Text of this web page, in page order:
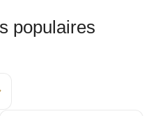
populaires